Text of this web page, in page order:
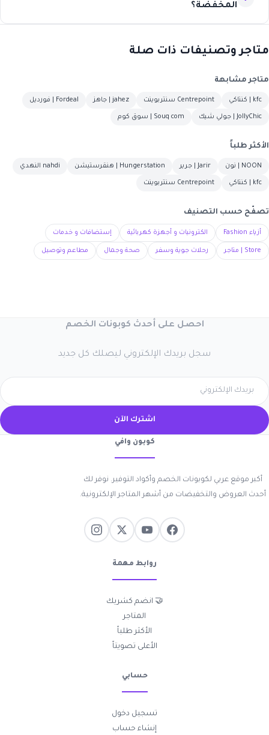
المخفضة؟
متاجر وتصنيفات ذات صلة
متاجر مشابهة
kfc | كنتاكي Centrepoint سنتربوينت jahez | جاهز Fordeal | فورديل
JollyChic | جولي شيك Souq com | سوق كوم
الأكثر طلباً
NOON | نون Jarir | جرير Hungerstation | هنقرستيشن nahdi النهدي
kfc | كنتاكي Centrepoint سنتربوينت
تصفّح حسب التصنيف
أزياء Fashion الكترونيات و أجهزة كهربائية إستضافات و خدمات
Store | متاجر رحلات جوية وسفر صحة وجمال مطاعم وتوصيل
احصل على أحدث كوبونات الخصم
سجل بريدك الإلكتروني ليصلك كل جديد
اشترك الآن
كوبون وافي
أكبر موقع عربي لكوبونات الخصم وأكواد التوفير. نوفر لك
أحدث العروض والتخفيضات من أشهر المتاجر الإلكترونية.
روابط مهمة
🤝 انضم كشريك
المتاجر
الأكثر طلباً
الأعلى تصويتاً
حسابي
تسجيل دخول
إنشاء حساب